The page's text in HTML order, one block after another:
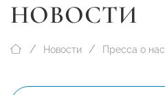
НОВОСТИ
Новости Пресса о нас